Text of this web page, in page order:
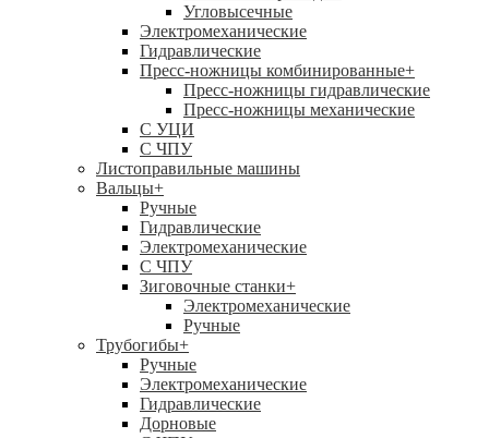
Угловысечные
Электромеханические
Гидравлические
Пресс-ножницы комбинированные+
Пресс-ножницы гидравлические
Пресс-ножницы механические
С УЦИ
С ЧПУ
Листоправильные машины
Вальцы+
Ручные
Гидравлические
Электромеханические
С ЧПУ
Зиговочные станки+
Электромеханические
Ручные
Трубогибы+
Ручные
Электромеханические
Гидравлические
Дорновые